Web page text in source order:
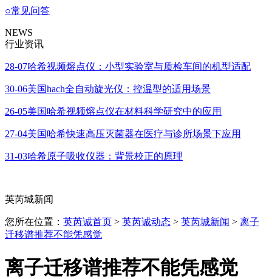
○常见问答
NEWS
行业资讯
28-07哈希视频熔点仪：小型实验室与质检车间的机型适配
30-06美国hach全自动旋光仪：控温型的适用场景
26-05美国哈希视频熔点仪在材料科学研究中的应用
27-04美国哈希快速高压灭菌器在医疗与诊所场景下应用
31-03哈希原子吸收仪器：背景校正的原理
英芮城新闻
您所在位置： 英芮诚首页 > 英芮诚动态 > 英芮城新闻 > 离子
迁移谱推荐不能凭感觉
离子迁移谱推荐不能凭感觉